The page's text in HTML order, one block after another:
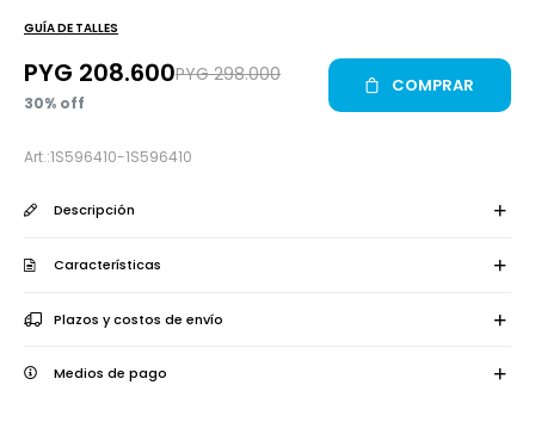
1S596410-1S596410
GUÍA DE TALLES
PYG 208.600PYG 298.000
30
COMPRAR
Descripción
Características
Plazos y costos de envío
Medios de pago